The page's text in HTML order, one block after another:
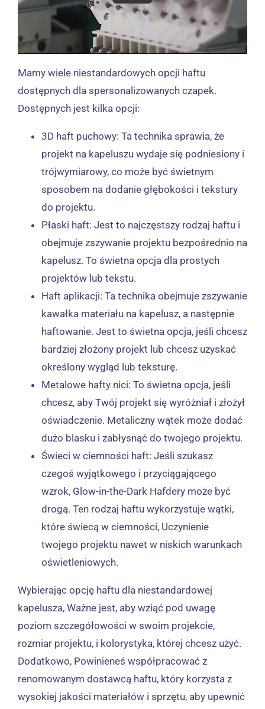
Mamy wiele niestandardowych opcji haftu
dostępnych dla spersonalizowanych czapek.
Dostępnych jest kilka opcji:
3D haft puchowy: Ta technika sprawia, że ​​
projekt na kapeluszu wydaje się podniesiony i
trójwymiarowy, co może być świetnym
sposobem na dodanie głębokości i tekstury
do projektu.
Płaski haft: Jest to najczęstszy rodzaj haftu i
obejmuje zszywanie projektu bezpośrednio na
kapelusz. To świetna opcja dla prostych
projektów lub tekstu.
Haft aplikacji: Ta technika obejmuje zszywanie
kawałka materiału na kapelusz, a następnie
haftowanie. Jest to świetna opcja, jeśli chcesz
bardziej złożony projekt lub chcesz uzyskać
określony wygląd lub teksturę.
Metalowe hafty nici: To świetna opcja, jeśli
chcesz, aby Twój projekt się wyróżniał i złożył
oświadczenie. Metaliczny wątek może dodać
dużo blasku i zabłysnąć do twojego projektu.
Świeci w ciemności haft: Jeśli szukasz
czegoś wyjątkowego i przyciągającego
wzrok, Glow-in-the-Dark Hafdery może być
drogą. Ten rodzaj haftu wykorzystuje wątki,
które świecą w ciemności, Uczynienie
twojego projektu nawet w niskich warunkach
oświetleniowych.
Wybierając opcję haftu dla niestandardowej
kapelusza, Ważne jest, aby wziąć pod uwagę
poziom szczegółowości w swoim projekcie,
rozmiar projektu, i kolorystyka, której chcesz użyć.
Dodatkowo, Powinieneś współpracować z
renomowanym dostawcą haftu, który korzysta z
wysokiej jakości materiałów i sprzętu, aby upewnić